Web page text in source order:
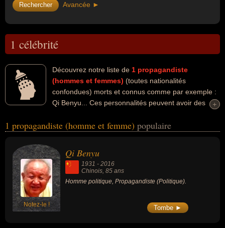
Avancée ►
1 célébrité
Découvrez notre liste de 1 propagandiste
(hommes et femmes) (toutes nationalités
confondues) morts et connus comme par exemple :
Qi Benyu... Ces personnalités peuvent avoir des
peuvent également avoir été homme politique. En ce qui concerne
chinois par exemple.
+
+
1 propagandiste (homme et femme) populaire
Notez-le !
Qi Benyu
1931 - 2016
Chinois, 85 ans
Homme politique, Propagandiste (Politique).
Tombe ►